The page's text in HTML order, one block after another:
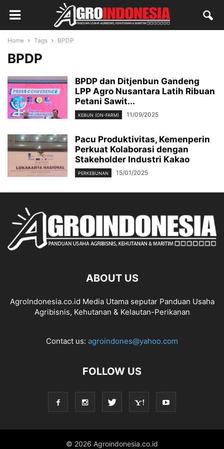
Home Tags BPDP
BPDP
BPDP dan Ditjenbun Gandeng
LPP Agro Nusantara Latih Ribuan
Petani Sawit...
KEBUN (ON-FARM) 11/09/2025
Pacu Produktivitas, Kemenperin
Perkuat Kolaborasi dengan
Stakeholder Industri Kakao
PERKEBUNAN 15/01/2025
ABOUT US
AgroIndonesia.co.id Media Utama seputar Panduan Usaha
Agribisnis, Kehutanan & Kelautan-Perikanan
Contact us: agroindones@yahoo.com
FOLLOW US
© 2026 Agroindonesia.co.id